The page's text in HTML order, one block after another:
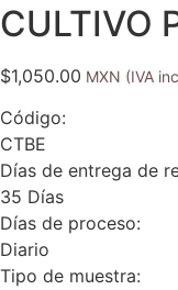
CULTIVO
$1,050.00
Código:
CTBE
Días de entrega de
35 Días
Días de proceso:
Diario
Tipo de muestra: